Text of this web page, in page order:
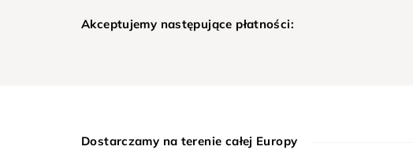
Akceptujemy następujące płatności:
Dostarczamy na terenie całej Europy